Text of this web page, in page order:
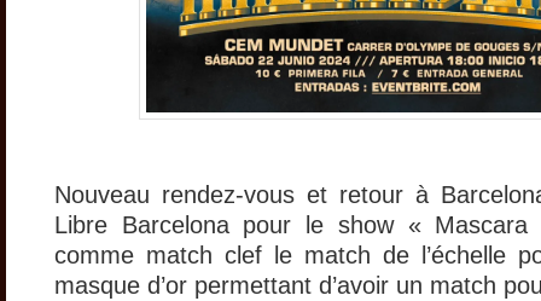
Nouveau rendez-vous et retour à
Libre Barcelona pour le show «
comme match clef le match de l’échelle
masque d’or permettant d’avoir un match